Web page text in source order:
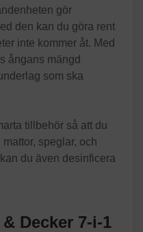
gör
den kan du göra rent
inte kommer åt. Med
ångans mängd
som ska
tillbehör så att du
speglar, och
du även desinficera
Decker 7-i-1